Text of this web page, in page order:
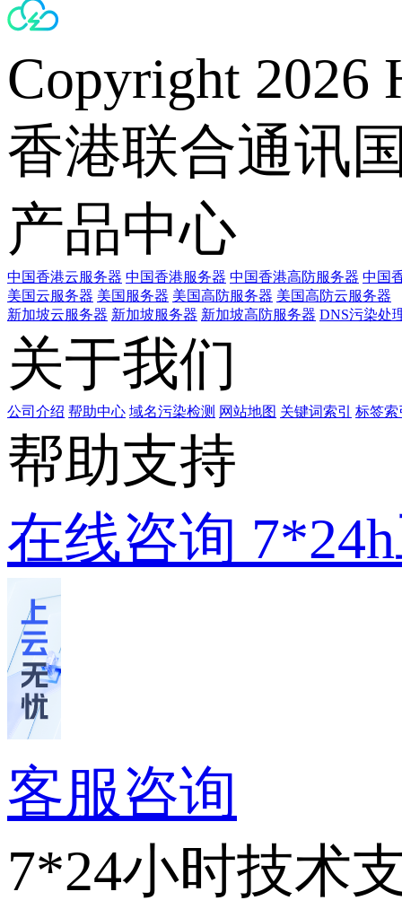
Copyright 2026
香港联合通讯
产品中心
中国香港云服务器 中国香港服务器 中国香港高防服务器 中国
美国云服务器 美国服务器 美国高防服务器 美国高防云服务器
新加坡云服务器 新加坡服务器 新加坡高防服务器 DNS污染处
关于我们
公司介绍 帮助中心 域名污染检测 网站地图 关键词索引 标签索
帮助支持
在线咨询
客服咨询
7*24小时技术